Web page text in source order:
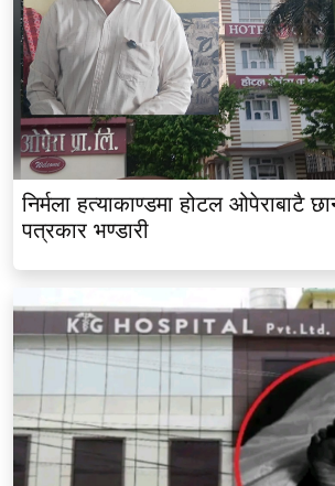
निर्मला हत्याकाण्डमा होटल ओपेराबाटै
पत्रकार भण्डारी